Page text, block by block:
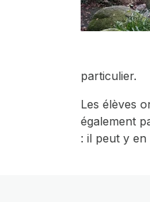
particulier.
Les élèves
également
: il peut y